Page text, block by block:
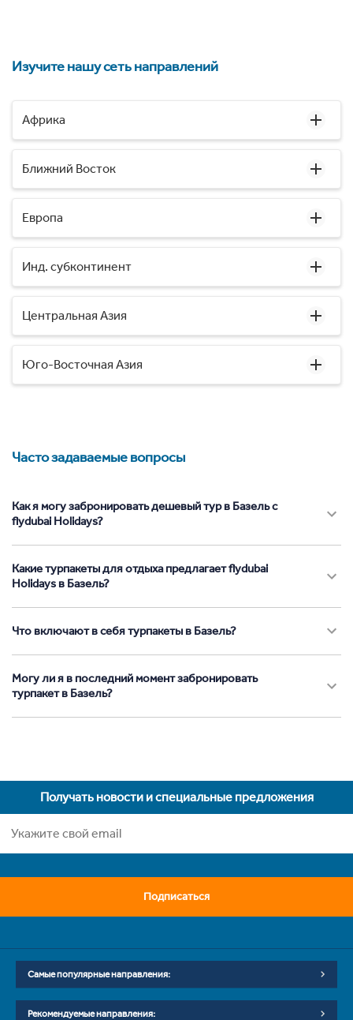
Изучите нашу сеть направлений
Африка
Ближний Восток
Европа
Инд. субконтинент
Центральная Азия
Юго-Восточная Азия
Часто задаваемые вопросы
Как я могу забронировать дешевый тур в Базель с
flydubai Holidays?
Какие турпакеты для отдыха предлагает flydubai
Holidays в Базель?
Что включают в себя турпакеты в Базель?
Могу ли я в последний момент забронировать
турпакет в Базель?
Получать новости и специальные предложения
Подписаться
Самые популярные направления:
Рекомендуемые направления: